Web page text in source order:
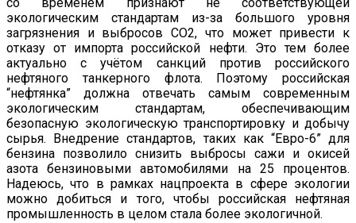
экологическим стандартам из-за большого уровня
загрязнения и выбросов CO2, что может привести к
отказу от импорта российской нефти. Это тем более
актуально с учётом санкций против российского
нефтяного танкерного флота. Поэтому российская
“нефтянка” должна отвечать самым современным
экологическим стандартам, обеспечивающим
безопасную экологическую транспортировку и добычу
сырья. Внедрение стандартов, таких как “Евро-6” для
бензина позволило снизить выбросы сажи и окисей
азота бензиновыми автомобилями на 25 процентов.
Надеюсь, что в рамках нацпроекта в сфере экологии
можно добиться и того, чтобы российская нефтяная
промышленность в целом стала более экологичной.